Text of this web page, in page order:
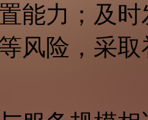
能力；及
风险，采